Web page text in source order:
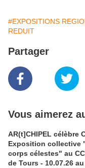
#EXPOSITIONS
REDUIT
Partager
Vous aimerez
AR(t]CHIPEL célèbre
Exposition collective
corps célestes" au